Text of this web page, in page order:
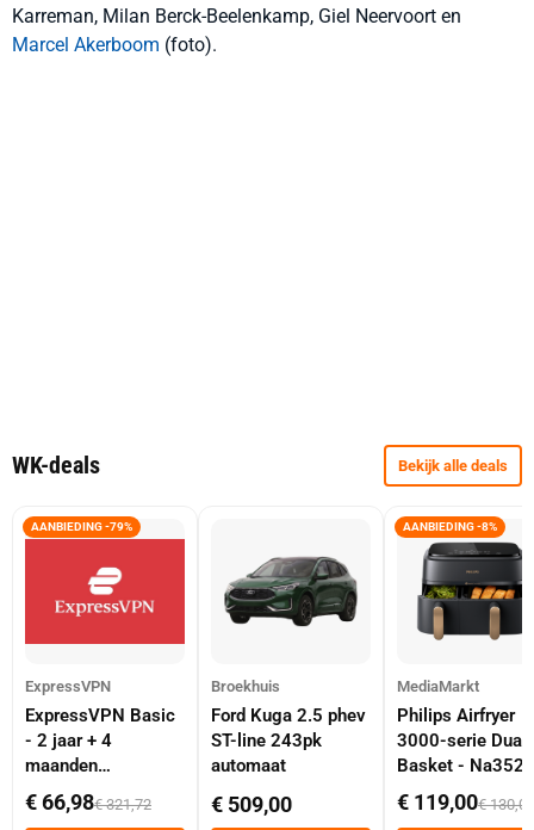
Karreman, Milan Berck-Beelenkamp, Giel Neervoort en
Marcel Akerboom (foto).
WK-deals Bekijk alle deals
AANBIEDING -79%
ExpressVPN
ExpressVPN Basic
- 2 jaar + 4
maanden
abonnement
€ 66,98€ 321,72
Broekhuis
Ford Kuga 2.5 phev
ST-line 243pk
automaat
€ 509,00
AANBIEDING -8%
MediaMarkt
Philips Airfryer
3000-serie Dual
Basket -
Dubbele Mand 9
Tot 6 Personen
€ 119,00€ 130,00